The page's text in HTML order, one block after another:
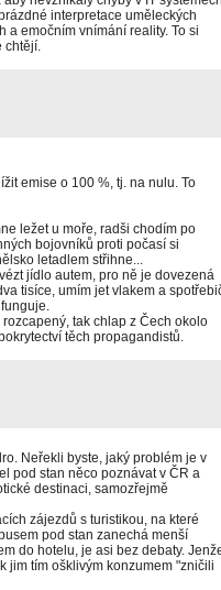
interpretace uměleckých
a emočním vnímání reality. To si
chtějí.
emise o 100 %, tj. na nulu. To
ležet u moře, radši chodím po
bojovníků proti počasí si
letadlem střihne...
jídlo autem, pro ně je dovezená
tisíce, umím jet vlakem a
tak chlap z Čech okolo
těch propagandistů.
Neřekli byste, jaký problém je v
pod stan něco poznávat v ČR a
destinaci, samozřejmě
zájezdů s turistikou, na které
pod stan zanechá menší
do hotelu, je asi bez debaty.
jim tím ošklivým konzumem "zničili